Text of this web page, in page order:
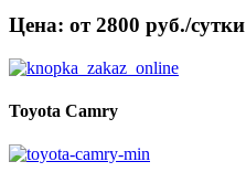
Цена: от 2800 руб./сутки
Toyota Camry